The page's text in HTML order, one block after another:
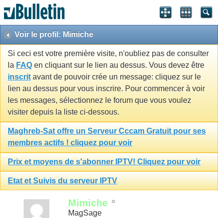
Voir le profil: Mimiche
Si ceci est votre première visite, n'oubliez pas de consulter
la FAQ en cliquant sur le lien au dessus. Vous devez être
inscrit avant de pouvoir crée un message: cliquez sur le
lien au dessus pour vous inscrire. Pour commencer à voir
les messages, sélectionnez le forum que vous voulez
visiter depuis la liste ci-dessous.
Maghreb-Sat offre un Serveur Cccam Gratuit pour ses
membres actifs ! cliquez pour voir
Prix et moyens de s'abonner IPTV! Cliquez pour voir
Etat et Suivis du serveur IPTV
Mimiche
MagSage